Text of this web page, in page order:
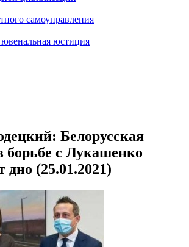
самоуправления
юстиция
Белорусская
борьбе с Лукашенко
(25.01.2021)